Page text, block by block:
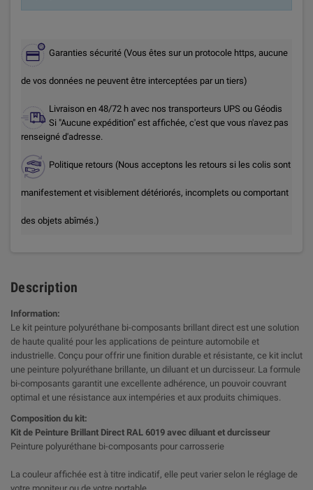
Garanties sécurité (Vous êtes sur un protocole https, aucune
de vos données ne peuvent être interceptées par un tiers)
Livraison en 48/72 h avec nos transporteurs UPS ou Géodis
Si "Aucune expédition" est affichée, c'est que vous n'avez pas
renseigné d'adresse.
Politique retours (Nous acceptons les retours si les colis sont
manifestement et visiblement détériorés, incomplets ou comportant
des objets abîmés.)
Description
Information:
Le kit peinture polyuréthane bi-composants brillant direct est une solution
de haute qualité pour les applications de peinture automobile et
industrielle. Conçu pour offrir une finition durable et résistante, ce kit inclut
une peinture polyuréthane brillante, un diluant et un durcisseur. La formule
bi-composants garantit une excellente adhérence, un pouvoir couvrant
optimal et une résistance aux intempéries et aux produits chimiques.
Composition du kit:
Kit de Peinture Brillant Direct RAL 6019 avec diluant et durcisseur
Peinture polyuréthane bi-composants pour carrosserie
La couleur affichée est à titre indicatif, elle peut varier selon le réglage de